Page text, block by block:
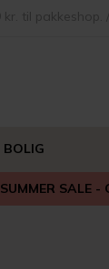
BOLIG
SUMMER SALE -